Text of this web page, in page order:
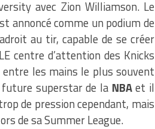
avec Zion Williamson. Le
annoncé comme un podium de
au tir, capable de se créer
centre d’attention des Knicks
les mains le plus souvent
future superstar de la NBAet il
de pression cependant, mais
de sa Summer League.